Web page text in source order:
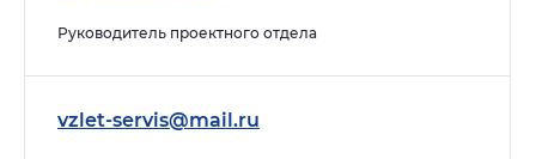
Руководитель проектного отдела
vzlet-servis@mail.ru